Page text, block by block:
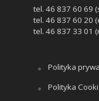
tel. 46 837 60 69
tel. 46 837 60 20
tel. 46 837 33 01
Polityka
Polityka